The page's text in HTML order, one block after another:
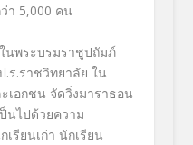
า 5,000 คน
นพระบรมราชูปถัมภ์
.ร.ราชวิทยาลัย ใน
เอกชน จัดวิ่งมาราธอน
นไปด้วยความ
รียนเก่า นักเรียน